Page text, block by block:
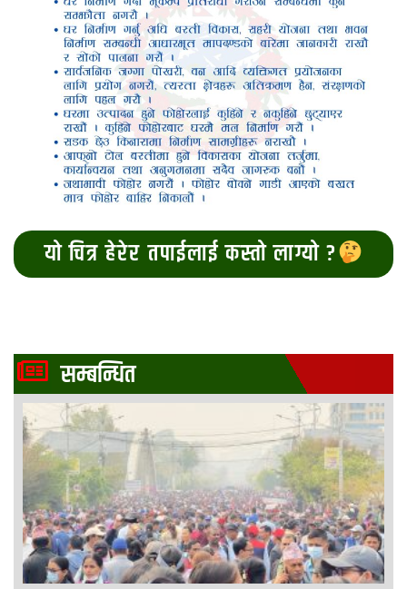
यो चित्र हेरेर तपाईलाई कस्तो लाग्यो ?
सम्बन्धित